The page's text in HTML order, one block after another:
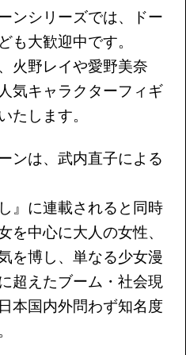
ンシリーズでは、ドー
も大歓迎中です。
火野レイや愛野美奈
気キャラクターフィギ
たします。
ンは、武内直子による
』に連載されると同時
を中心に大人の女性、
を博し、単なる少女漫
超えたブーム・社会現
本国内外問わず知名度